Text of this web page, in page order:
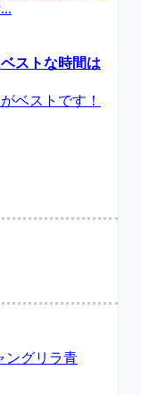
ストな時間は
ベストです！